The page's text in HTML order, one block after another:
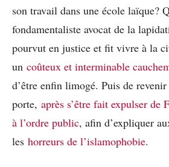
son travail dans une école laïque?
fondamentaliste avocat de la
pourvut en justice et fit vivre à la
un coûteux et interminable
d’être enfin limogé. Puis de
porte, après s’être fait expulser de
à l’ordre public, afin d’expliquer
les horreurs de l’islamophobie.